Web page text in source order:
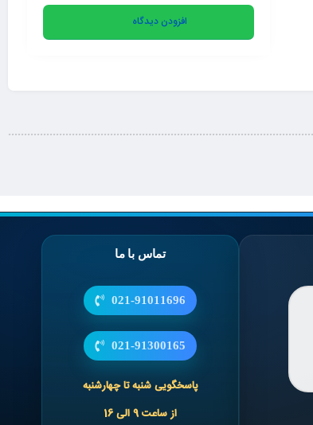
افزودن دیدگاه
تماس با ما
021-91011696
021-91300165
پاسخگویی شنبه تا چهارشنبه
از ساعت 9 الی 16